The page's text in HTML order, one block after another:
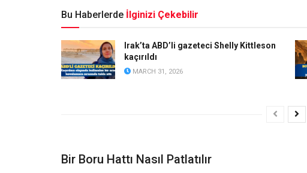
Bu Haberlerde İlginizi Çekebilir
Irak’ta ABD’li gazeteci Shelly Kittleson
kaçırıldı
MARCH 31, 2026
Bir Boru Hattı Nasıl Patlatılır